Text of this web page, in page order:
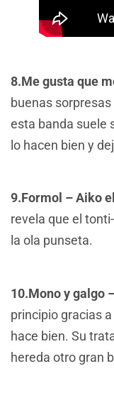
8.Me gusta que
buenas
esta banda suele
lo hacen bien y
9.Formol – Aiko
revela que el
la ola punseta.
10.Mono y galgo
principio gracias
hace bien. Su
hereda otro gran